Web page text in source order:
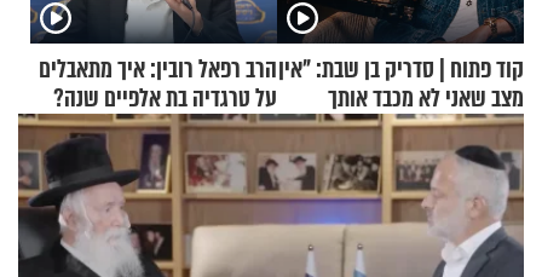
קוד פתוח | סדריק בן שבת: "אין
מצב שאני לא מכבד אותך
בבוקר בהנחת תפילין"
הרב רפאל רובין: איך מתאבלים
על טרגדיה בת אלפיים שנה?